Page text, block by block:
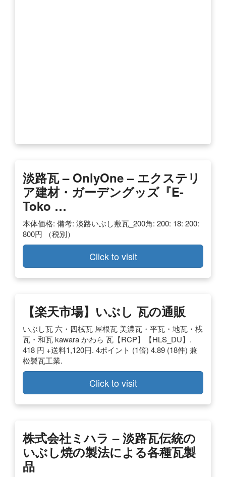
淡路瓦 – OnlyOne – エクステリ
ア建材・ガーデングッズ『e-
Toko …
本体価格: 備考: 淡路いぶし敷瓦_200角: 200: 18: 200:
800円 （税別）
Click to visit
【楽天市場】いぶし 瓦の通販
いぶし瓦 六・四桟瓦 屋根瓦 美濃瓦・平瓦・地瓦・桟
瓦・和瓦 kawara かわら 瓦【RCP】【HLS_DU】.
418 円 +送料1,120円. 4ポイント (1倍) 4.89 (18件) 兼
松製瓦工業.
Click to visit
株式会社ミハラ – 淡路瓦伝統の
いぶし焼の製法による各種瓦製
品